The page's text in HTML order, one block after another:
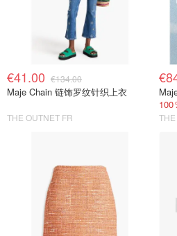
€41.00 €134.00
Maje Chain 链饰罗纹针织上衣
THE OUTNET FR
100